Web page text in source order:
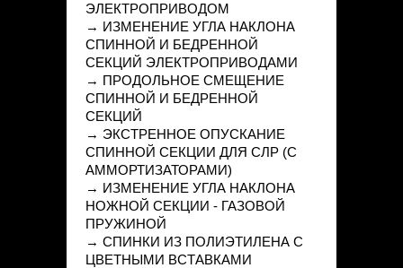
ЭЛЕКТРОПРИВОДОМ
→ ИЗМЕНЕНИЕ УГЛА НАКЛОНА
СПИННОЙ И БЕДРЕННОЙ
СЕКЦИЙ ЭЛЕКТРОПРИВОДАМИ
→ ПРОДОЛЬНОЕ СМЕЩЕНИЕ
СПИННОЙ И БЕДРЕННОЙ
СЕКЦИЙ
→ ЭКСТРЕННОЕ ОПУСКАНИЕ
СПИННОЙ СЕКЦИИ ДЛЯ СЛР (С
АММОРТИЗАТОРАМИ)
→ ИЗМЕНЕНИЕ УГЛА НАКЛОНА
НОЖНОЙ СЕКЦИИ - ГАЗОВОЙ
ПРУЖИНОЙ
→ СПИНКИ ИЗ ПОЛИЭТИЛЕНА С
ЦВЕТНЫМИ ВСТАВКАМИ